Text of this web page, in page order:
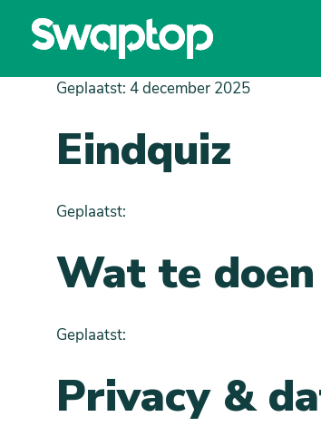
Geplaatst: 4 december 2025
Eindquiz
Geplaatst:
Wat te
Geplaatst:
Privacy &